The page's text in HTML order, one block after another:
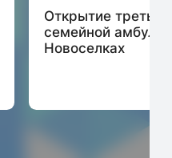
Открытие
семейной
Новоселках